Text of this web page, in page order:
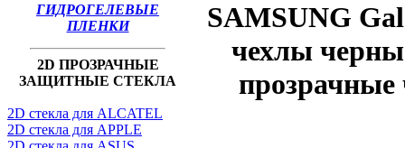
ГИДРОГЕЛЕВЫЕ
ПЛЕНКИ
2D ПРОЗРАЧНЫЕ
ЗАЩИТНЫЕ СТЕКЛА
2D стекла для ALCATEL
2D стекла для APPLE
SAMSUNG
чехлы